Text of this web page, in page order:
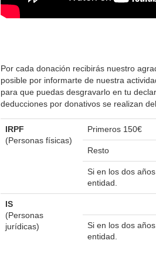
Por cada donación recibirás nuestro
posible por informarte de nuestra
para que puedas desgravarlo en tu
deducciones por donativos se realizan
IRPF
(Personas físicas)
Primeros 150€
Resto
Si en los dos
entidad.
IS
(Personas
jurídicas)
Si en los dos
entidad.